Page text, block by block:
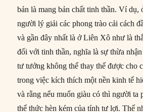
bản là mang bản chất tinh thần. Ví dụ,
người lý giải các phong trào cải cách
và gần đây nhất là ở Liên Xô như là
đối với tinh thần, nghĩa là sự thừa
tư tưởng không thể thay thế được cho
trong việc kích thích một nền kinh tế
và rằng nếu muốn giàu có thì người ta
thể thức hèn kém của tính tư lợi. Thế